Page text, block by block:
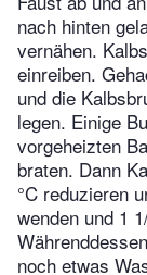
nach hinten
vernähen.
einreiben.
und die
legen. Einige
vorgeheizten
braten. Dann
°C reduzieren
wenden und 1
noch etwas